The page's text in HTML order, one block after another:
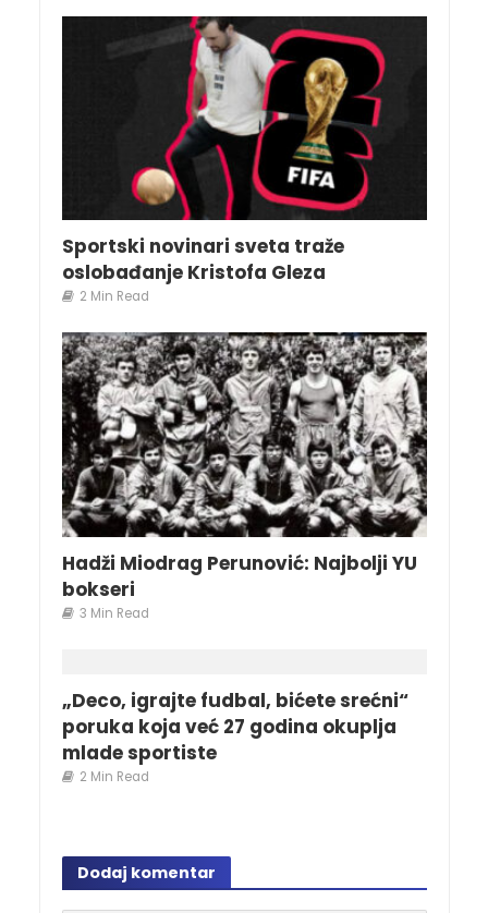
Sportski novinari sveta traže
oslobađanje Kristofa Gleza
2 Min Read
Hadži Miodrag Perunović: Najbolji YU
bokseri
3 Min Read
„Deco, igrajte fudbal, bićete srećni“
poruka koja već 27 godina okuplja
mlade sportiste
2 Min Read
Dodaj komentar